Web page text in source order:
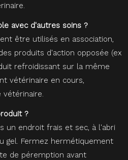
avec d'autres soins ?
être utilisés en association,
produits d'action opposée (ex
refroidissant sur la même
vétérinaire en cours,
vétérinaire.
?
un endroit frais et sec, à l'abri
gel. Fermez hermétiquement
de péremption avant